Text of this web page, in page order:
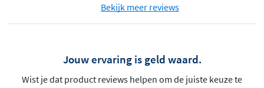
Bekijk meer reviews
Jouw ervaring is geld waard.
Wist je dat product reviews helpen om de juiste keuze te